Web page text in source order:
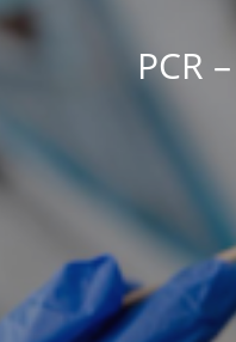
PCR